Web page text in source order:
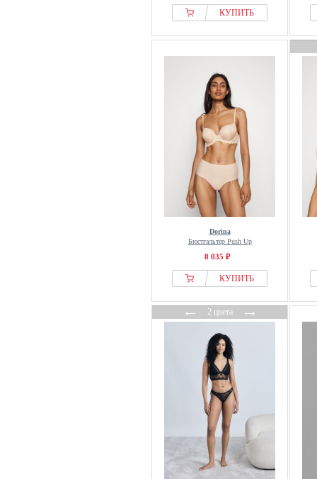
КУПИТЬ
Dorina
Бюстгальтер Push Up
8 035 ₽
КУПИТЬ
←2 цвета→